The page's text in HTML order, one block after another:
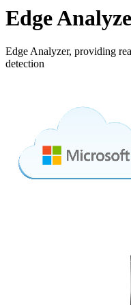
Edge
Edge Analyzer, providing
detection